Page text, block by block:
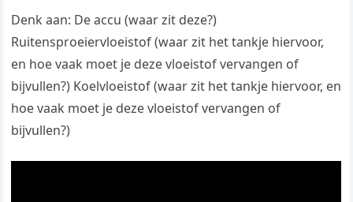
Denk aan: De accu (waar zit deze?)
Ruitensproeiervloeistof (waar zit het tankje hiervoor,
en hoe vaak moet je deze vloeistof vervangen of
bijvullen?) Koelvloeistof (waar zit het tankje hiervoor, en
hoe vaak moet je deze vloeistof vervangen of
bijvullen?)